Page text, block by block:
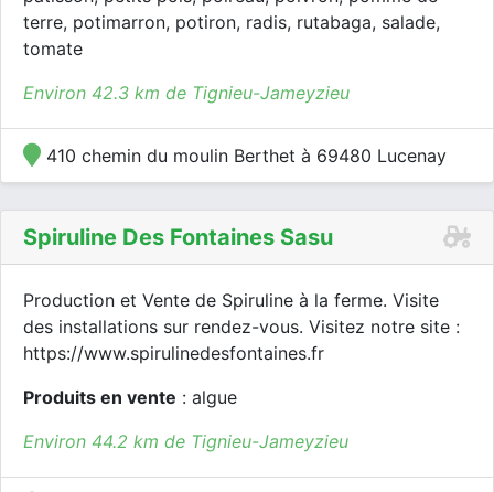
terre, potimarron, potiron, radis, rutabaga, salade,
tomate
Environ 42.3 km de Tignieu-Jameyzieu
410 chemin du moulin Berthet à 69480 Lucenay
Spiruline Des Fontaines Sasu
Production et Vente de Spiruline à la ferme. Visite
des installations sur rendez-vous. Visitez notre site :
https://www.spirulinedesfontaines.fr
Produits en vente : algue
Environ 44.2 km de Tignieu-Jameyzieu